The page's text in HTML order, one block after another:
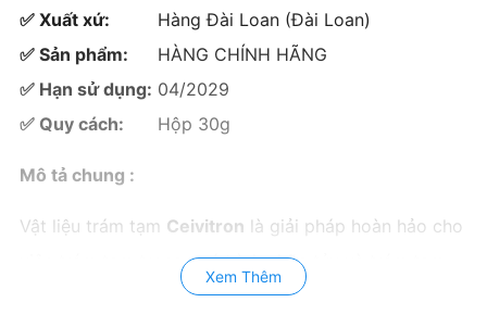
✅ Xuất xứ:
Hàng Đài Loan (Đài Loan)
✅ Sản phẩm:
HÀNG CHÍNH HÃNG
✅ Hạn sử dụng: 04/2029
✅ Quy cách:
Hộp 30g
Mô tả chung :
Vật liệu trám tạm Ceivitron là giải pháp hoàn hảo cho
việc trám tạm trong quá trình chữa tủy và trám tạm
theo dõi. Được thiết kế để đảm bảo an toàn cho tủy
Xem Thêm